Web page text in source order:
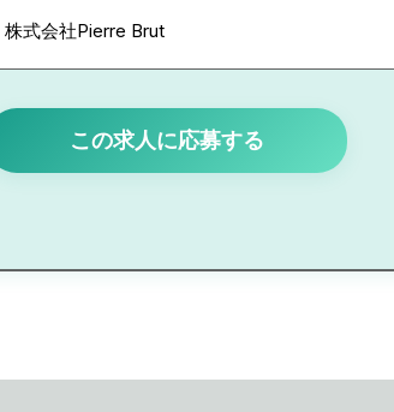
株式会社Pierre Brut
この求人に応募する